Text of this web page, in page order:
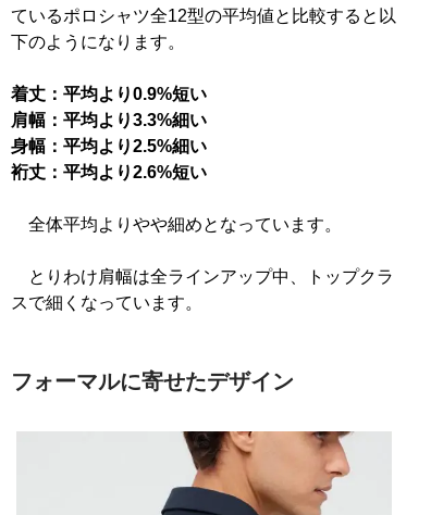
ているポロシャツ全12型の平均値と比較すると以
下のようになります。
着丈：平均より0.9%短い
肩幅：平均より3.3%細い
身幅：平均より2.5%細い
裄丈：平均より2.6%短い
全体平均よりやや細めとなっています。
とりわけ肩幅は全ラインアップ中、トップクラ
スで細くなっています。
フォーマルに寄せたデザイン